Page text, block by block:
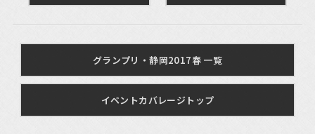
グランプリ・静岡2017春 一覧
イベントカバレージトップ